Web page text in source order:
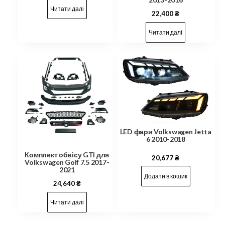
Читати далі
22,400₴
Читати далі
Комплект обвісу GTI для
Volkswagen Golf 7.5 2017-
2021
24,640₴
Читати далі
LED фари Volkswagen Jetta
6 2010-2018
20,677₴
Додати в кошик